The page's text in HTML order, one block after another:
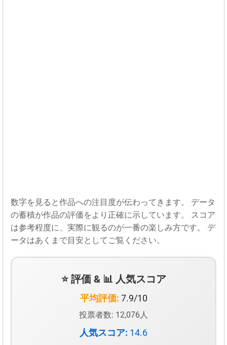
数字を見ると作品への注目度が伝わってきます。 データ
の蓄積が作品の評価をより正確に示しています。 スコア
は参考程度に、実際に観るのが一番の楽しみ方です。 デ
ータはあくまで目安としてご覧ください。
⭐ 評価 & 📊 人気スコア
平均評価: 7.9/10
投票者数: 12,076人
人気スコア: 14.6